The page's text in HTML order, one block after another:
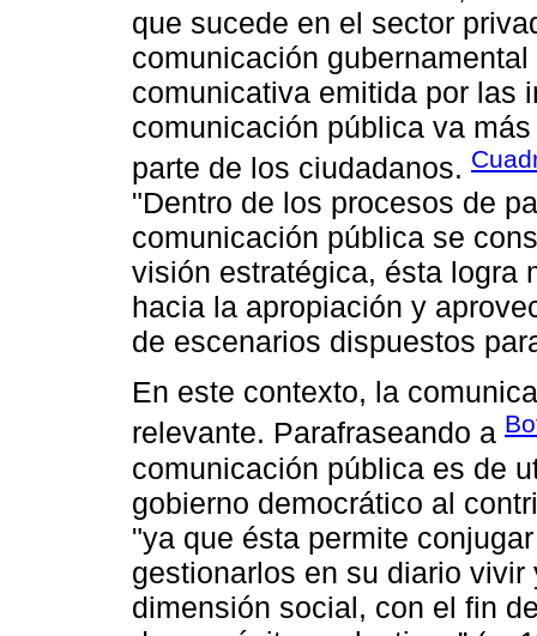
que sucede en el sector
comunicación
comunicativa emitida por las
comunicación pública va
parte de los ciudadanos.
"Dentro de los procesos de
comunicación pública se
visión estratégica, ésta logra
hacia la apropiación y
de escenarios dispuestos
En este contexto, la
relevante. Parafraseando a
comunicación pública es de
gobierno democrático al
"ya que ésta permite
gestionarlos en su diario
dimensión social, con el fin